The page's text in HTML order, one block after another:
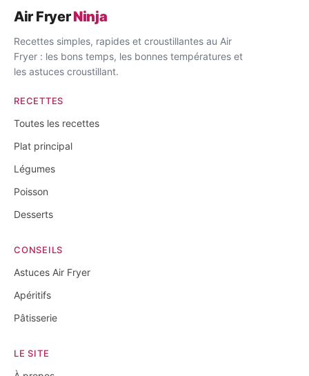
Air FryerNinja
Recettes simples, rapides et croustillantes au Air
Fryer : les bons temps, les bonnes températures et
les astuces croustillant.
RECETTES
Toutes les recettes
Plat principal
Légumes
Poisson
Desserts
CONSEILS
Astuces Air Fryer
Apéritifs
Pâtisserie
LE SITE